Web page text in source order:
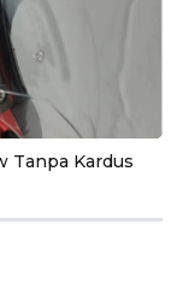
Tanpa Kardus